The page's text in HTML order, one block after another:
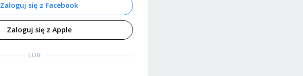
Zaloguj się z Facebook
Zaloguj się z Apple
LUB